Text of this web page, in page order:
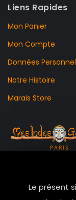
Le présent
Liens Rapides
Mon Panier
Mon Compte
Données
Notre Histoire
Marais Store
Le Marais,